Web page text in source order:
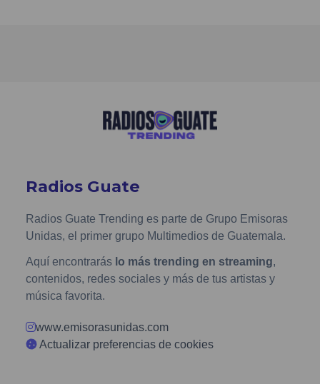
Radios Guate
Radios Guate Trending es parte de Grupo Emisoras
Unidas, el primer grupo Multimedios de Guatemala.
Aquí encontrarás lo más trending en streaming,
contenidos, redes sociales y más de tus artistas y
música favorita.
www.emisorasunidas.com
Actualizar preferencias de cookies